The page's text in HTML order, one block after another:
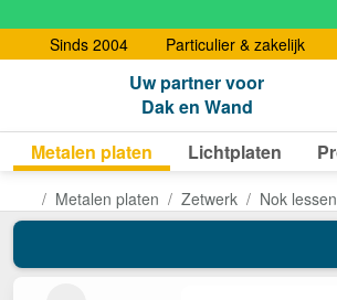
Sinds 2004
Particulier & zakelijk
Uw partner voor
Dak en Wand
Metalen platen Lichtplaten
Metalen platen Zetwerk Nok